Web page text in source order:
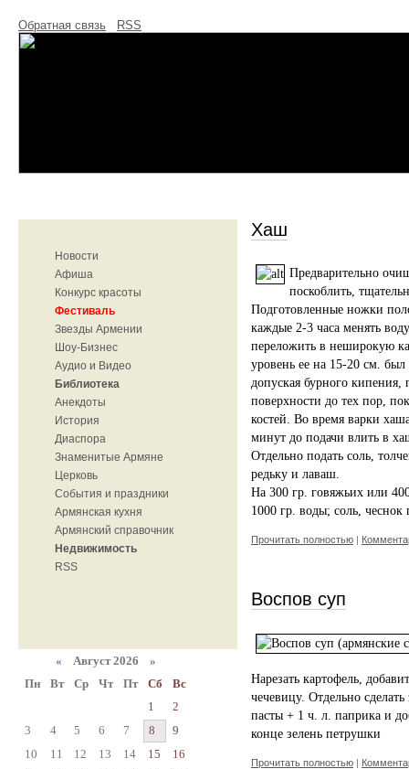
Обратная связь RSS
Новости
Афиша
Конкурс красоты
Фестиваль
Звезды Армении
Шоу-Бизнес
Аудио и Видео
Библиотека
Анекдоты
История
Диаспора
Знаменитые Армяне
Церковь
События и праздники
Армянская кухня
Армянский справочник
Недвижимость
RSS
« Август 2026 »
Пн
Вт Ср Чт Пт Сб
Вс
1
2
3
4 5 6 7 8
9
10
11 12 13 14 15
16
Хаш
Предварительно
поскоблить,
Подготовленные ножки
каждые 2-3 часа менять
переложить в неширокую
уровень ее на 15-20 см.
допуская бурного
поверхности до тех пор,
костей. Во время варки
минут до подачи влить в
Отдельно подать соль,
редьку и лаваш.
На 300 гр. говяжьих или
1000 гр. воды; соль, чеснок
Прочитать полностью |
Воспов суп
Нарезать картофель,
чечевицу. Отдельно
пасты + 1 ч. л. паприка и
конце зелень петрушки
Прочитать полностью |